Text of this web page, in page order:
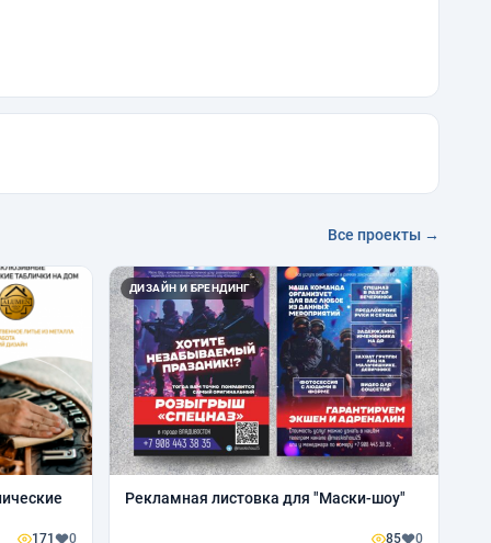
Все проекты →
171 0
ДИЗАЙН И БРЕНДИНГ
Рекламная листовка для "Маски-шоу"
85 0